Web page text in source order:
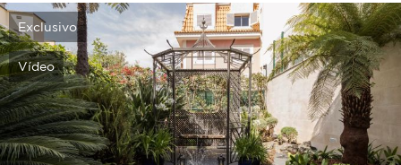
Exclusivo
Vídeo